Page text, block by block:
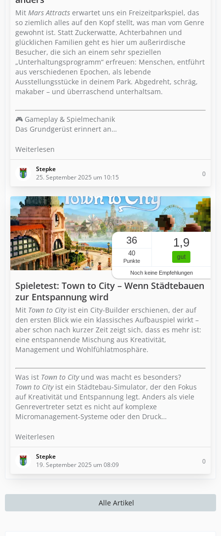
Mit Mars Attracts erwartet uns ein Freizeitparkspiel, das
so ziemlich alles auf den Kopf stellt, was man vom Genre
gewohnt ist. Statt Zuckerwatte, Achterbahnen und
glücklichen Familien geht es hier um außerirdische
Besucher, die sich an einem sehr speziellen
„Unterhaltungsprogramm“ erfreuen: Menschen, entführt
aus verschiedenen Epochen, als lebende
Ausstellungsstücke in deinem Park. Abgedreht, schräg,
makaber – und überraschend unterhaltsam.
🎮 Gameplay & Spielmechanik
Das Grundgerüst erinnert an…
Weiterlesen
Stepke
25. September 2025 um 10:15
0
36
40
Punkte
1,9
gut
Noch keine Empfehlungen
Spieletest: Town to City – Wenn Städtebauen
zur Entspannung wird
Mit Town to Cityist ein City-Builder erschienen, der auf
den ersten Blick wie ein klassisches Aufbauspiel wirkt –
aber schon nach kurzer Zeit zeigt sich, dass es mehr ist:
eine entspannende Mischung aus Kreativität,
Management und Wohlfühlatmosphäre.
Was ist Town to Cityund was macht es besonders?
Town to Cityist ein Städtebau-Simulator, der den Fokus
auf Kreativität und Entspannung legt. Anders als viele
Genrevertreter setzt es nicht auf komplexe
Micromanagement-Systeme oder den Druck…
Weiterlesen
Stepke
19. September 2025 um 08:09
0
Alle Artikel